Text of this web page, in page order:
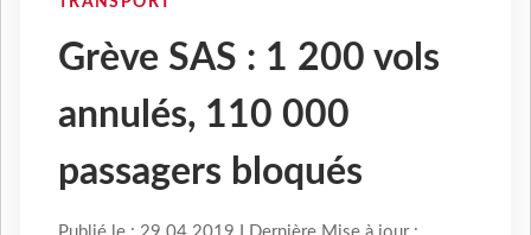
Grève SAS : 1 200 vols
annulés, 110 000
passagers bloqués